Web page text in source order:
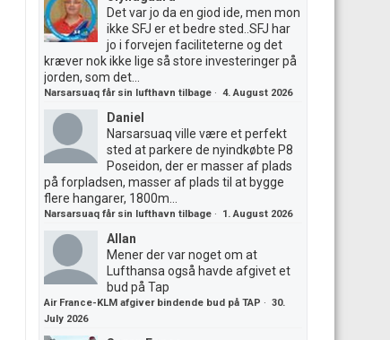
Det var jo da en giod ide, men mon
ikke SFJ er et bedre sted..SFJ har
jo i forvejen faciliteterne og det
kræver nok ikke lige så store investeringer på
jorden, som det...
Narsarsuaq får sin lufthavn tilbage · 4. August 2026
Daniel
Narsarsuaq ville være et perfekt
sted at parkere de nyindkøbte P8
Poseidon, der er masser af plads
på forpladsen, masser af plads til at bygge
flere hangarer, 1800m...
Narsarsuaq får sin lufthavn tilbage · 1. August 2026
Allan
Mener der var noget om at
Lufthansa også havde afgivet et
bud på Tap
Air France-KLM afgiver bindende bud på TAP · 30.
July 2026